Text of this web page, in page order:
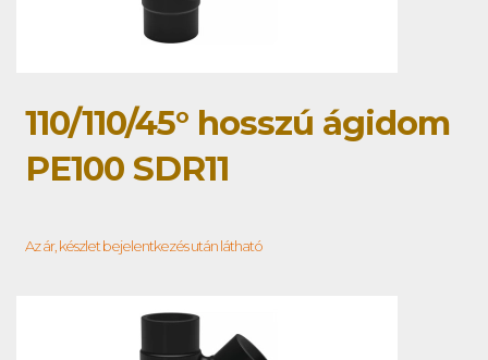
110/110/45° hosszú ágidom
PE100 SDR11
Az ár, készlet bejelentkezés után látható